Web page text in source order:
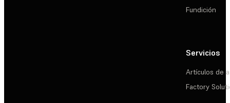
Fundición
Servicios
Artículos de
Factory